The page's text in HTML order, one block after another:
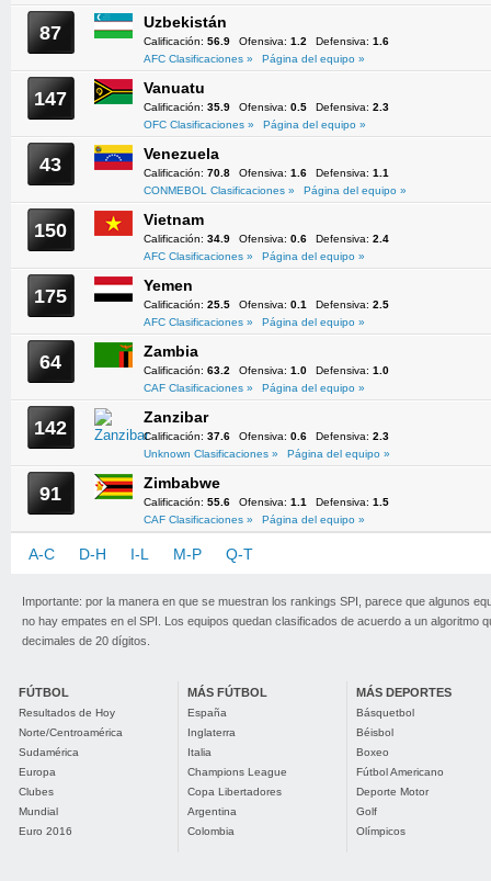
87 Uzbekistán
Calificación: 56.9 Ofensiva: 1.2 Defensiva: 1.6
AFC Clasificaciones »
Página del equipo »
147 Vanuatu
Calificación: 35.9 Ofensiva: 0.5 Defensiva: 2.3
OFC Clasificaciones »
Página del equipo »
43 Venezuela
Calificación: 70.8 Ofensiva: 1.6 Defensiva: 1.1
CONMEBOL Clasificaciones »
Página del equipo »
150 Vietnam
Calificación: 34.9 Ofensiva: 0.6 Defensiva: 2.4
AFC Clasificaciones »
Página del equipo »
175 Yemen
Calificación: 25.5 Ofensiva: 0.1 Defensiva: 2.5
AFC Clasificaciones »
Página del equipo »
64 Zambia
Calificación: 63.2 Ofensiva: 1.0 Defensiva: 1.0
CAF Clasificaciones »
Página del equipo »
142 Zanzibar
Calificación: 37.6 Ofensiva: 0.6 Defensiva: 2.3
Unknown Clasificaciones »
Página del equipo »
91 Zimbabwe
Calificación: 55.6 Ofensiva: 1.1 Defensiva: 1.5
CAF Clasificaciones »
Página del equipo »
A-C D-H I-L M-P Q-T
Importante: por la manera en que se muestran los rankings SPI, parece que algunos
no hay empates en el SPI. Los equipos quedan clasificados de acuerdo a un algoritmo
decimales de 20 dígitos.
FÚTBOL
Resultados de Hoy
Norte/Centroamérica
Sudamérica
Europa
Clubes
Mundial
Euro 2016
MÁS FÚTBOL
España
Inglaterra
Italia
Champions League
Copa Libertadores
Argentina
Colombia
MÁS DEPORTES
Básquetbol
Béisbol
Boxeo
Fútbol Americano
Deporte Motor
Golf
Olímpicos